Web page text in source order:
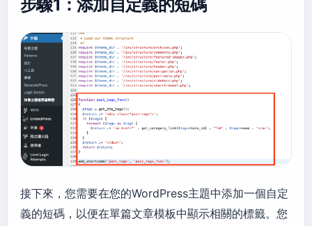
步驟1：添加自定義的短碼
接下來，您需要在您的WordPress主題中添加一個自定
義的短碼，以便在單篇文章模板中顯示相關的標籤。您